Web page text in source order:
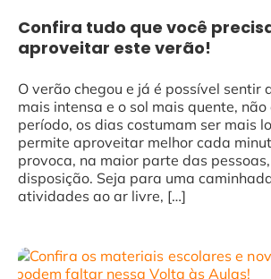
Confira tudo que você
aproveitar este verão!
O verão chegou e já é possível sentir
mais intensa e o sol mais quente, não
período, os dias costumam ser mais
permite aproveitar melhor cada
provoca, na maior parte das
disposição. Seja para uma
atividades ao ar livre, […]